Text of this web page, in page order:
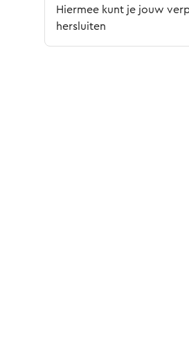
Hiermee kunt je jouw
hersluiten